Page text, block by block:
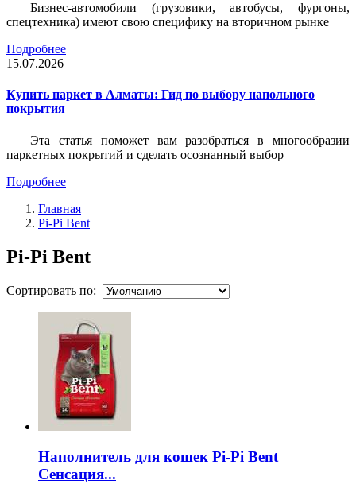
Бизнес-автомобили (грузовики, автобусы, фургоны,
спецтехника) имеют свою специфику на вторичном рынке
Подробнее
15.07.2026
Купить паркет в Алматы: Гид по выбору напольного
покрытия
Эта статья поможет вам разобраться в многообразии
паркетных покрытий и сделать осознанный выбор
Подробнее
Главная
Pi-Pi Bent
Pi-Pi Bent
Сортировать по:
Наполнитель для кошек Pi-Pi Bent
Сенсация...